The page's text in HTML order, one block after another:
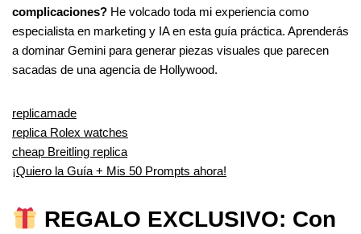
complicaciones? He volcado toda mi experiencia como
especialista en marketing y IA en esta guía práctica. Aprenderás
a dominar Gemini para generar piezas visuales que parecen
sacadas de una agencia de Hollywood.
replicamade
replica Rolex watches
cheap Breitling replica
¡Quiero la Guía + Mis 50 Prompts ahora!
REGALO EXCLUSIVO: Con